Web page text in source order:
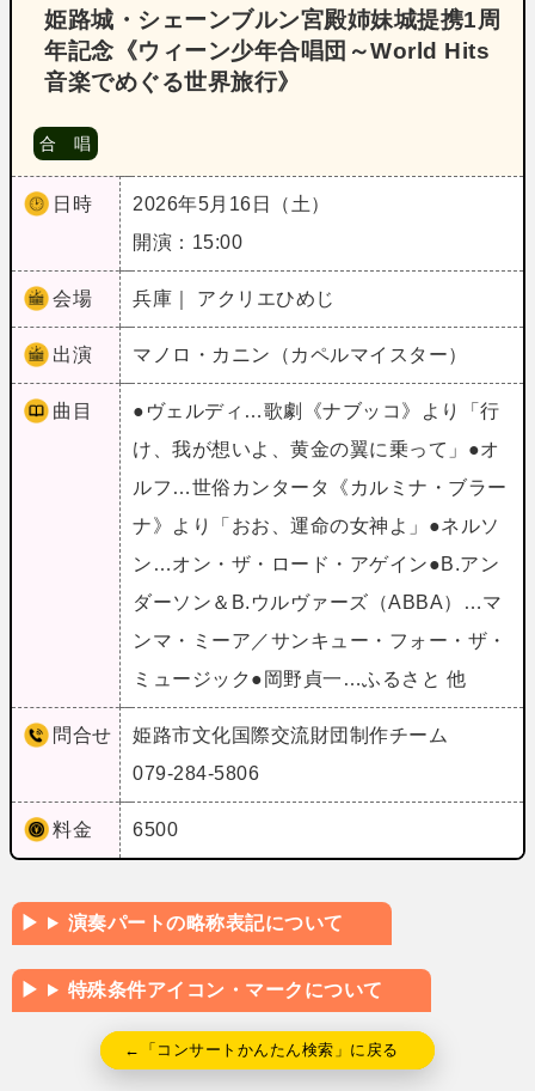
姫路城・シェーンブルン宮殿姉妹城提携1周
年記念《ウィーン少年合唱団～World Hits
音楽でめぐる世界旅行》
合 唱
日時
2026年5月16日（土）
開演：15:00
会場 兵庫｜ アクリエひめじ
出演 マノロ・カニン（カペルマイスター）
曲目
●ヴェルディ…歌劇《ナブッコ》より「行
け、我が想いよ、黄金の翼に乗って」●オ
ルフ…世俗カンタータ《カルミナ・ブラー
ナ》より「おお、運命の女神よ」●ネルソ
ン…オン・ザ・ロード・アゲイン●B.アン
ダーソン＆B.ウルヴァーズ（ABBA）…マ
ンマ・ミーア／サンキュー・フォー・ザ・
ミュージック●岡野貞一…ふるさと 他
問合せ
姫路市文化国際交流財団制作チーム
079-284-5806
料金 6500
演奏パートの略称表記について
特殊条件アイコン・マークについて
←「コンサートかんたん検索」に戻る